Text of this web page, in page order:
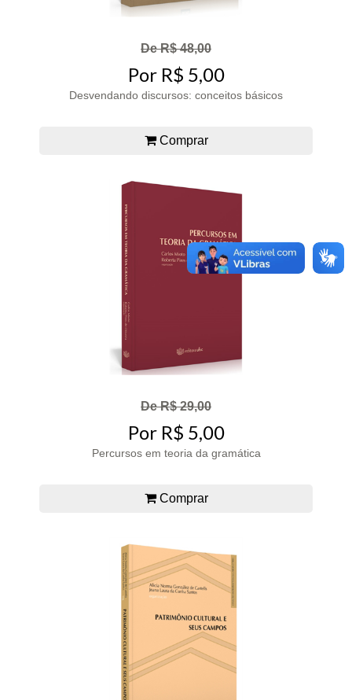
De R$ 48,00
Por R$ 5,00
Desvendando discursos: conceitos básicos
Comprar
De R$ 29,00
Por R$ 5,00
Percursos em teoria da gramática
Comprar